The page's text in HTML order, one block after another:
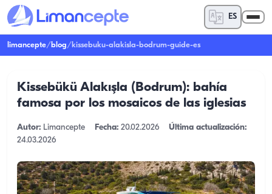
ES
limancepte/blog/kissebuku-alakisla-bodrum-guide-es
Kissebükü Alakışla (Bodrum): bahía
famosa por los mosaicos de las iglesias
Autor: Limancepte Fecha: 20.02.2026
Última actualización:
24.03.2026